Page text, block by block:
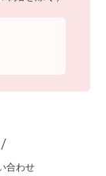
合わせ